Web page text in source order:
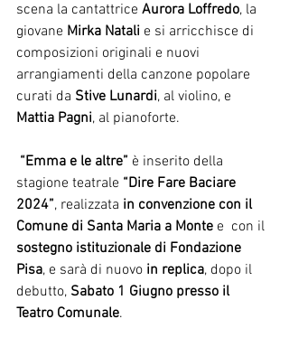
scena la cantattrice Aurora Loffredo, la
giovane Mirka Natali e si arricchisce di
composizioni originali e nuovi
arrangiamenti della canzone popolare
curati da Stive Lunardi, al violino, e
Mattia Pagni, al pianoforte.
“Emma e le altre” è inserito della
stagione teatrale “Dire Fare Baciare
2024”, realizzata in convenzione con il
Comune di Santa Maria a Monte e  con il
sostegno istituzionale di Fondazione
Pisa, e sarà di nuovo in replica, dopo il
debutto, Sabato 1 Giugno presso il
Teatro Comunale.